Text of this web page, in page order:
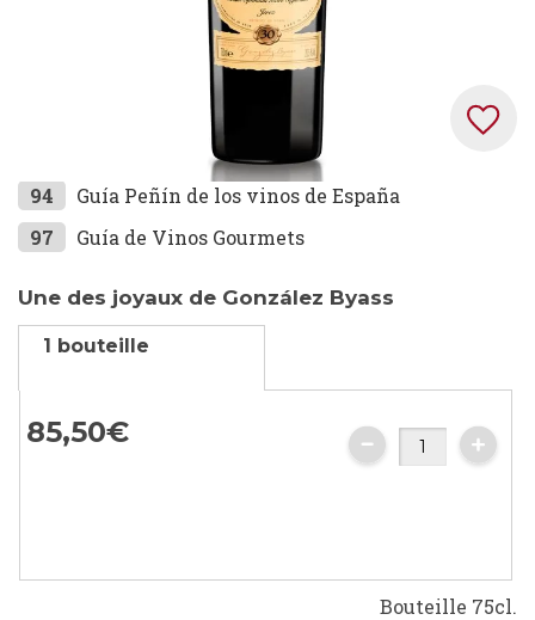
Skip
to
the
of
the
gallery
94
Guía Peñín de los vinos de España
97
Guía de Vinos Gourmets
Une des joyaux de González Byass
1 bouteille
85,50€
Bouteille 75cl.